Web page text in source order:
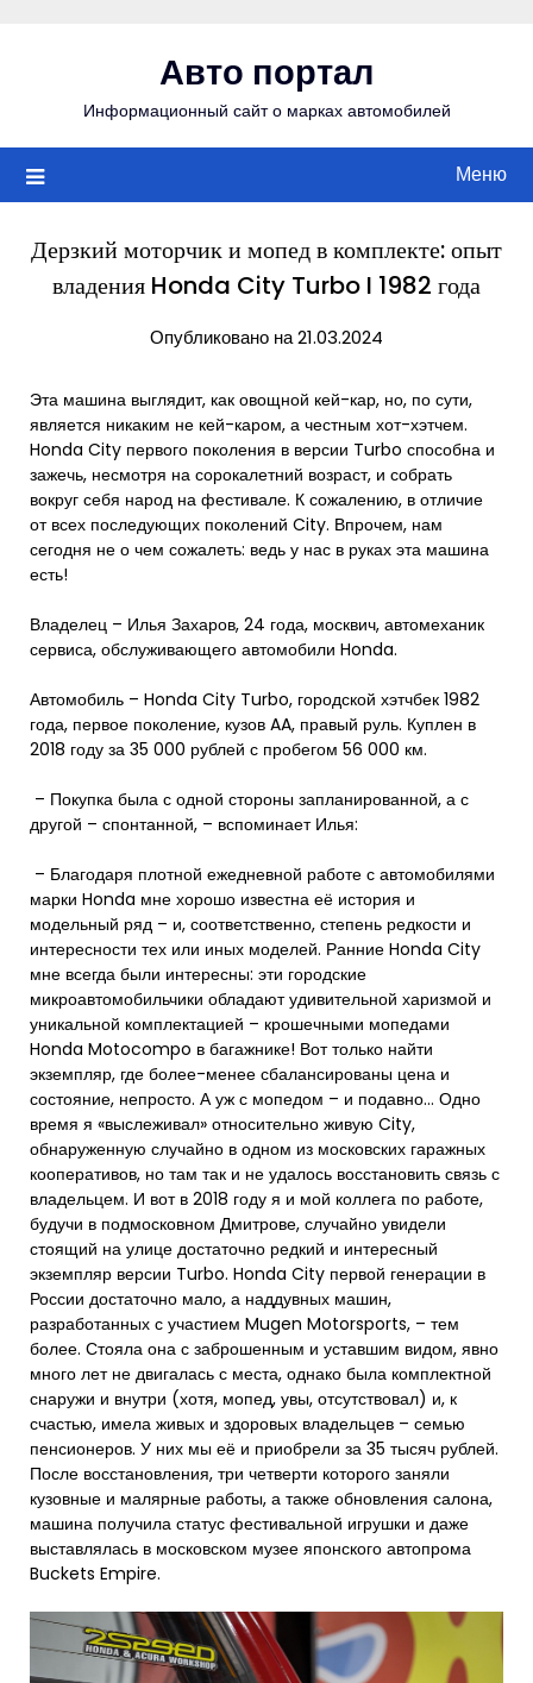
Авто портал
Информационный сайт о марках автомобилей
Меню
Дерзкий моторчик и мопед в комплекте: опыт
владения Honda City Turbo I 1982 года
Опубликовано на 21.03.2024
Эта машина выглядит, как овощной кей-кар, но, по сути,
является никаким не кей-каром, а честным хот-хэтчем.
Honda City первого поколения в версии Turbo способна и
зажечь, несмотря на сорокалетний возраст, и собрать
вокруг себя народ на фестивале. К сожалению, в отличие
от всех последующих поколений City. Впрочем, нам
сегодня не о чем сожалеть: ведь у нас в руках эта машина
есть!
Владелец – Илья Захаров, 24 года, москвич, автомеханик
сервиса, обслуживающего автомобили Honda.
Автомобиль – Honda City Turbo, городской хэтчбек 1982
года, первое поколение, кузов AA, правый руль. Куплен в
2018 году за 35 000 рублей с пробегом 56 000 км.
– Покупка была с одной стороны запланированной, а с
другой – спонтанной, – вспоминает Илья:
– Благодаря плотной ежедневной работе с автомобилями
марки Honda мне хорошо известна её история и
модельный ряд – и, соответственно, степень редкости и
интересности тех или иных моделей. Ранние Honda City
мне всегда были интересны: эти городские
микроавтомобильчики обладают удивительной харизмой и
уникальной комплектацией – крошечными мопедами
Honda Motocompo в багажнике! Вот только найти
экземпляр, где более-менее сбалансированы цена и
состояние, непросто. А уж с мопедом – и подавно… Одно
время я «выслеживал» относительно живую City,
обнаруженную случайно в одном из московских гаражных
кооперативов, но там так и не удалось восстановить связь с
владельцем. И вот в 2018 году я и мой коллега по работе,
будучи в подмосковном Дмитрове, случайно увидели
стоящий на улице достаточно редкий и интересный
экземпляр версии Turbo. Honda City первой генерации в
России достаточно мало, а наддувных машин,
разработанных с участием Mugen Motorsports, – тем
более. Стояла она с заброшенным и уставшим видом, явно
много лет не двигалась с места, однако была комплектной
снаружи и внутри (хотя, мопед, увы, отсутствовал) и, к
счастью, имела живых и здоровых владельцев – семью
пенсионеров. У них мы её и приобрели за 35 тысяч рублей.
После восстановления, три четверти которого заняли
кузовные и малярные работы, а также обновления салона,
машина получила статус фестивальной игрушки и даже
выставлялась в московском музее японского автопрома
Buckets Empire.